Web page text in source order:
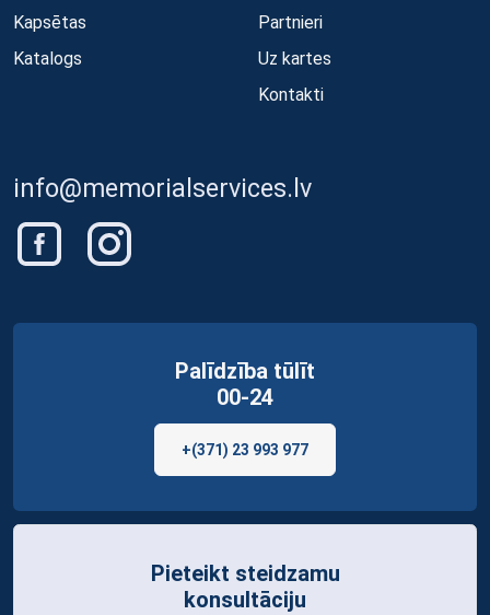
Kapsētas
Katalogs
Partnieri
Uz kartes
Kontakti
info@memorialservices.lv
Palīdzība tūlīt
00-24
+(371) 23 993 977
Pieteikt steidzamu
konsultāciju